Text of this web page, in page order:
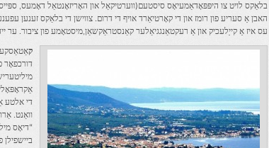
האבן אַ סעריע פון ​​רומז און די קאָרטיאַרד אויף די דרום. צווישן די בלאַקס זענען
עס איז אַ קייַלעכיק און אַ רעקטאַנגגיאַלער קאַנסטראַקשאַן,מיסטאָמע פון ​​ציבור. ער
ק
דורכפאָר
די אלטע
וואַנט.